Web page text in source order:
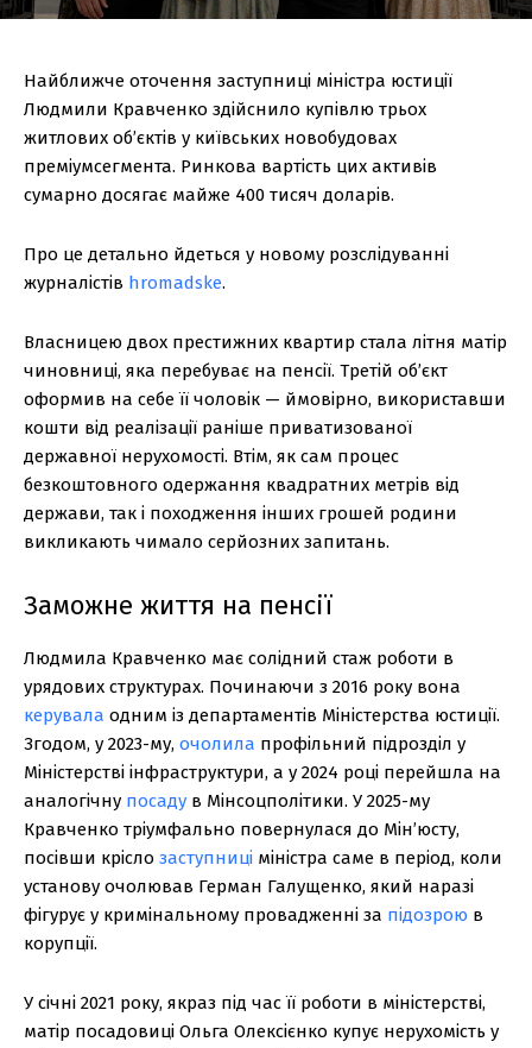
Найближче оточення заступниці міністра юстиції
Людмили Кравченко здійснило купівлю трьох
житлових об’єктів у київських новобудовах
преміумсегмента. Ринкова вартість цих активів
сумарно досягає майже 400 тисяч доларів.
Про це детально йдеться у новому розслідуванні
журналістів hromadske.
Власницею двох престижних квартир стала літня матір
чиновниці, яка перебуває на пенсії. Третій об’єкт
оформив на себе її чоловік — ймовірно, використавши
кошти від реалізації раніше приватизованої
державної нерухомості. Втім, як сам процес
безкоштовного одержання квадратних метрів від
держави, так і походження інших грошей родини
викликають чимало серйозних запитань.
Заможне життя на пенсії
Людмила Кравченко має солідний стаж роботи в
урядових структурах. Починаючи з 2016 року вона
керувала одним із департаментів Міністерства юстиції.
Згодом, у 2023-му, очолила профільний підрозділ у
Міністерстві інфраструктури, а у 2024 році перейшла на
аналогічну посаду в Мінсоцполітики. У 2025-му
Кравченко тріумфально повернулася до Мін’юсту,
посівши крісло заступниці міністра саме в період, коли
установу очолював Герман Галущенко, який наразі
фігурує у кримінальному провадженні за підозрою в
корупції.
У січні 2021 року, якраз під час її роботи в міністерстві,
матір посадовиці Ольга Олексієнко купує нерухомість у